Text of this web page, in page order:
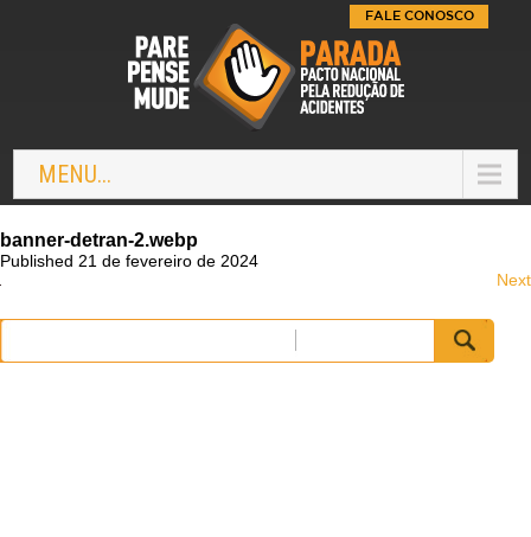
MENU...
FALE CONOSCO
banner-detran-2.webp
Published 21 de fevereiro de 2024
Next
Pesquisar
por: